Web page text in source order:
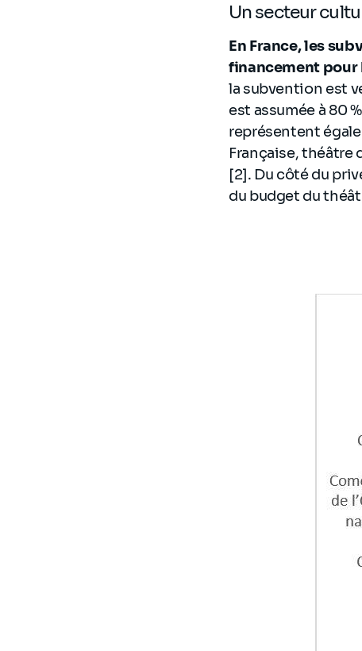
Un secteur
En France, les
financement pour
la subvention est
est assumée à 80
représentent
Française, théâtre
[2]. Du côté du
du budget du